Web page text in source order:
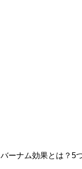
バーナム効果とは？5